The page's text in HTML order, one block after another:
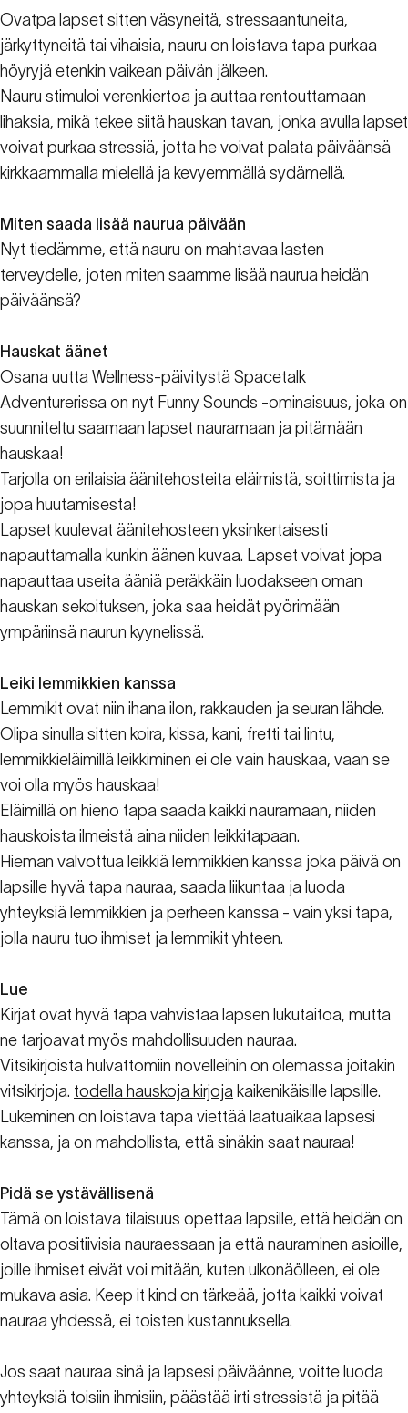
Ovatpa lapset sitten väsyneitä, stressaantuneita,
järkyttyneitä tai vihaisia, nauru on loistava tapa purkaa
höyryjä etenkin vaikean päivän jälkeen.
Nauru stimuloi verenkiertoa ja auttaa rentouttamaan
lihaksia, mikä tekee siitä hauskan tavan, jonka avulla lapset
voivat purkaa stressiä, jotta he voivat palata päiväänsä
kirkkaammalla mielellä ja kevyemmällä sydämellä.
Miten saada lisää naurua päivään
Nyt tiedämme, että nauru on mahtavaa lasten
terveydelle, joten miten saamme lisää naurua heidän
päiväänsä?
Hauskat äänet
Osana uutta Wellness-päivitystä Spacetalk
Adventurerissa on nyt Funny Sounds -ominaisuus, joka on
suunniteltu saamaan lapset nauramaan ja pitämään
hauskaa!
Tarjolla on erilaisia äänitehosteita eläimistä, soittimista ja
jopa huutamisesta!
Lapset kuulevat äänitehosteen yksinkertaisesti
napauttamalla kunkin äänen kuvaa. Lapset voivat jopa
napauttaa useita ääniä peräkkäin luodakseen oman
hauskan sekoituksen, joka saa heidät pyörimään
ympäriinsä naurun kyynelissä.
Leiki lemmikkien kanssa
Lemmikit ovat niin ihana ilon, rakkauden ja seuran lähde.
Olipa sinulla sitten koira, kissa, kani, fretti tai lintu,
lemmikkieläimillä leikkiminen ei ole vain hauskaa, vaan se
voi olla myös hauskaa!
Eläimillä on hieno tapa saada kaikki nauramaan, niiden
hauskoista ilmeistä aina niiden leikkitapaan.
Hieman valvottua leikkiä lemmikkien kanssa joka päivä on
lapsille hyvä tapa nauraa, saada liikuntaa ja luoda
yhteyksiä lemmikkien ja perheen kanssa - vain yksi tapa,
jolla nauru tuo ihmiset ja lemmikit yhteen.
Lue
Kirjat ovat hyvä tapa vahvistaa lapsen lukutaitoa, mutta
ne tarjoavat myös mahdollisuuden nauraa.
Vitsikirjoista hulvattomiin novelleihin on olemassa joitakin
vitsikirjoja. todella hauskoja kirjoja kaikenikäisille lapsille.
Lukeminen on loistava tapa viettää laatuaikaa lapsesi
kanssa, ja on mahdollista, että sinäkin saat nauraa!
Pidä se ystävällisenä
Tämä on loistava tilaisuus opettaa lapsille, että heidän on
oltava positiivisia nauraessaan ja että nauraminen asioille,
joille ihmiset eivät voi mitään, kuten ulkonäölleen, ei ole
mukava asia. Keep it kind on tärkeää, jotta kaikki voivat
nauraa yhdessä, ei toisten kustannuksella.
Jos saat nauraa sinä ja lapsesi päiväänne, voitte luoda
yhteyksiä toisiin ihmisiin, päästää irti stressistä ja pitää